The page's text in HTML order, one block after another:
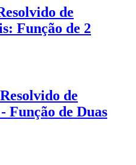
de
Função de 2
de
Função de Duas